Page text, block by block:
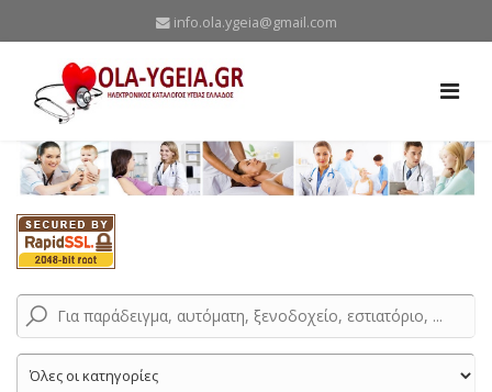
info.ola.ygeia@gmail.com